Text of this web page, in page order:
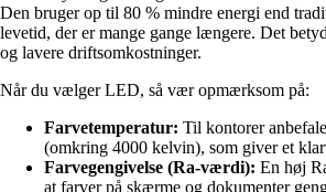
Den bruger op til 80 % mindre energi end
levetid, der er mange gange længere. Det
og lavere driftsomkostninger.
Når du vælger LED, så vær opmærksom på:
Farvetemperatur: Til kontorer
(omkring 4000 kelvin), som giver et
Farvegengivelse (Ra-værdi): En høj
at farver på skærme og dokumenter